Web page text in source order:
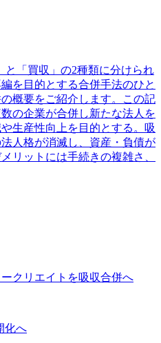
「買収」の2種類に分けられ
を目的とする合併手法のひと
概要をご紹介します。この記
の企業が合併し新たな法人を
生産性向上を目的とする。吸
人格が消滅し、資産・負債が
リットには手続きの複雑さ、
クリエイトを吸収合併へ
化へ